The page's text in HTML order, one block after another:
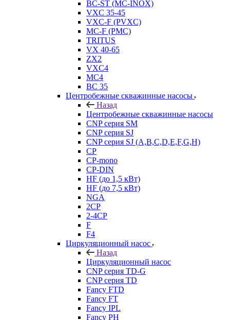
BC-ST (MC-INOX)
VXC 35-45
VXC-F (PVXC)
MC-F (PMC)
TRITUS
VX 40-65
ZX2
VXC4
MC4
BC 35
Центробежные скважинные насосы
Назад
Центробежные скважинные насосы
CNP серия SM
CNP серия SJ
CNP серия SJ (A,B,C,D,E,F,G,H)
CP
CP-mono
CP-DIN
HF (до 1,5 кВт)
HF (до 7,5 кВт)
NGA
2CP
2-4CP
F
F4
Циркуляционный насос
Назад
Циркуляционный насос
CNP серия TD-G
CNP серия TD
Fancy FTD
Fancy FT
Fancy IPL
Fancy PH